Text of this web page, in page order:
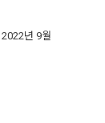
2022년 9월